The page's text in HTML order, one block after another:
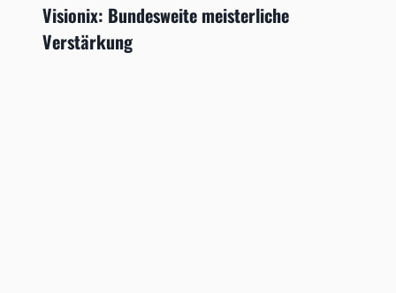
Visionix: Bundesweite meisterliche
Verstärkung